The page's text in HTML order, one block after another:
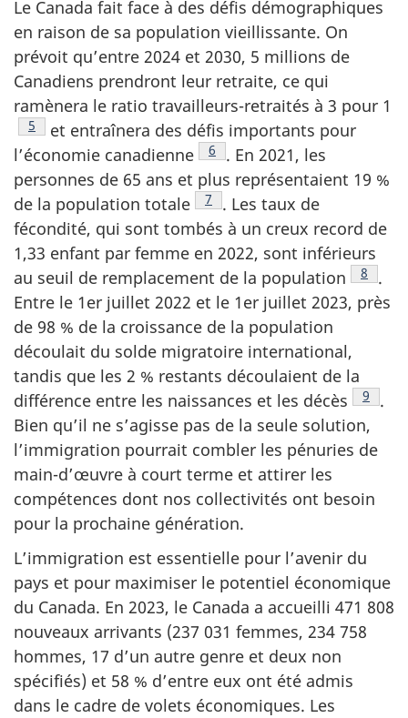
Le Canada fait face à des défis démographiques
en raison de sa population vieillissante. On
prévoit qu’entre 2024 et 2030, 5 millions de
Canadiens prendront leur retraite, ce qui
ramènera le ratio travailleurs-retraités à 3 pour 1
Note de bas de page
5
et entraînera des défis importants pour
l’économie canadienne
Note de bas de page
6
. En 2021, les
personnes de 65 ans et plus représentaient 19 %
de la population totale
Note de bas de page
7
. Les taux de
fécondité, qui sont tombés à un creux record de
1,33 enfant par femme en 2022, sont inférieurs
au seuil de remplacement de la population
Note
8
.
Entre le 1er juillet 2022 et le 1er juillet 2023, près
de 98 % de la croissance de la population
découlait du solde migratoire international,
tandis que les 2 % restants découlaient de la
différence entre les naissances et les décès
Note
9
.
Bien qu’il ne s’agisse pas de la seule solution,
l’immigration pourrait combler les pénuries de
main-d’œuvre à court terme et attirer les
compétences dont nos collectivités ont besoin
pour la prochaine génération.
L’immigration est essentielle pour l’avenir du
pays et pour maximiser le potentiel économique
du Canada. En 2023, le Canada a accueilli 471 808
nouveaux arrivants (237 031 femmes, 234 758
hommes, 17 d’un autre genre et deux non
spécifiés) et 58 % d’entre eux ont été admis
dans le cadre de volets économiques. Les